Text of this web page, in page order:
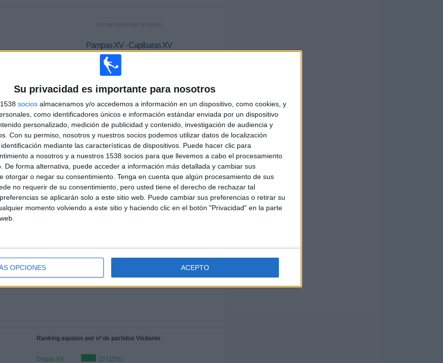
Su privacidad es importante para nosotros
socios almacenamos y/o accedemos a información en un dispositivo, como cookies, y
como identificadores únicos e información estándar enviada por un dispositivo
personalizado, medición de publicidad y contenido, investigación de audiencia y
Con su permiso, nosotros y nuestros socios podemos utilizar datos de localización
mediante las características de dispositivos. Puede hacer clic para
a nosotros y a nuestros 1538 socios para que llevemos a cabo el procesamiento
De forma alternativa, puede acceder a información más detallada y cambiar sus
otorgar o negar su consentimiento. Tenga en cuenta que algún procesamiento de sus
no requerir de su consentimiento, pero usted tiene el derecho de rechazar tal
se aplicarán solo a este sitio web. Puede cambiar sus preferencias o retirar su
momento volviendo a este sitio y haciendo clic en el botón "Privacidad" en la parte
OPCIONES ACEPTO
ÚLTIMO PARTIDO DE PAGO
Pampas XV - Capibaras XV
12/6/2026 Super Rugby Americas por Disney+ Premium, ESPN 3
TOTAL
7
CANALES TV
DÍAS
539
SIN PARTIDO
GRATUÍTO
MEDIA
1,9
CANALES POR
PARTIDO
100%
TOTAL
7
CANALES
8
Total equipos
Ranking equipos por nº de partidos Visitante
Dogos XV
15 (15%)